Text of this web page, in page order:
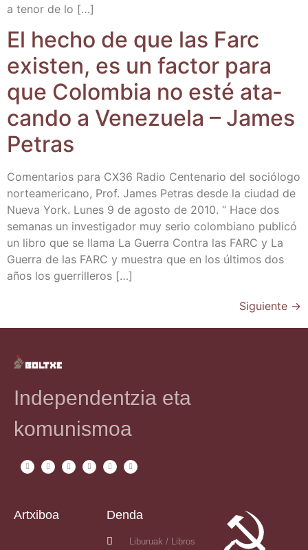
a tenor de lo […]
El hecho de que las Farc
exis­ten, es un fac­tor para
que Colom­bia no esté ata­
can­do a Vene­zue­la – James
Petras
Comen­ta­rios para CX36 Radio Cen­te­na­rio del soció­lo­go
nor­te­ame­ri­cano, Prof. James Petras des­de la ciu­dad de
Nue­va York. Lunes 9 de agos­to de 2010. “ Hace dos
sema­nas un inves­ti­ga­dor muy serio colom­biano publi­có
un libro que se lla­ma La Gue­rra Con­tra las FARC y La
Gue­rra de las FARC y mues­tra que en los últi­mos dos
años los guerrilleros […]
Siguiente →
Independentzia eta
komunismoa
Artxiboa Denda
Liburuak / Libros